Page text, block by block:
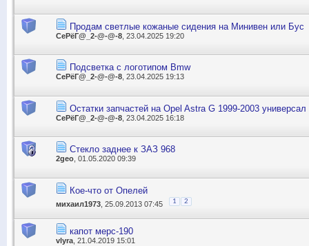
Продам светлые кожаные сидения на Минивен или Бус
СеРёГ@_2-@-@-8 , 23.04.2025 19:20
Подсветка с логотипом Bmw
СеРёГ@_2-@-@-8 , 23.04.2025 19:13
Остатки запчастей на Opel Astra G 1999-2003 универсал
СеРёГ@_2-@-@-8 , 23.04.2025 16:18
Стекло заднее к ЗАЗ 968
2geo , 01.05.2020 09:39
Кое-что от Опелей
михаил1973 , 25.09.2013 07:45 1 2
капот мерс-190
vlyra , 21.04.2019 15:01